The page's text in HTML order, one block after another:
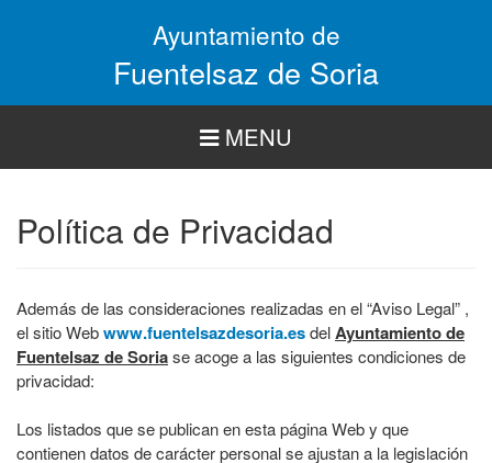
Ayuntamiento de
Fuentelsaz de Soria
MENU
Política de Privacidad
Además de las consideraciones realizadas en el “Aviso Legal” ,
el sitio Webwww.fuentelsazdesoria.esdelAyuntamiento de
Fuentelsaz de Soriase acoge a las siguientes condiciones de
privacidad:
Los listados que se publican en esta página Web y que
contienen datos de carácter personal se ajustan a la legislación